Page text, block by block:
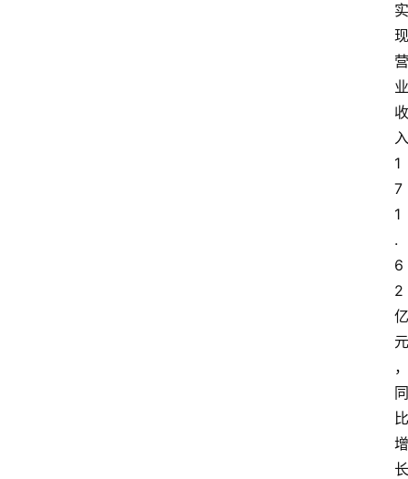
实
现
营
业
收
入
1
7
1
.
6
2
亿
元
，
同
比
增
长